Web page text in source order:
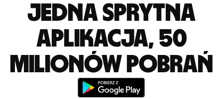
Jedna sprytna
aplikacja, 50
milionów pobrań